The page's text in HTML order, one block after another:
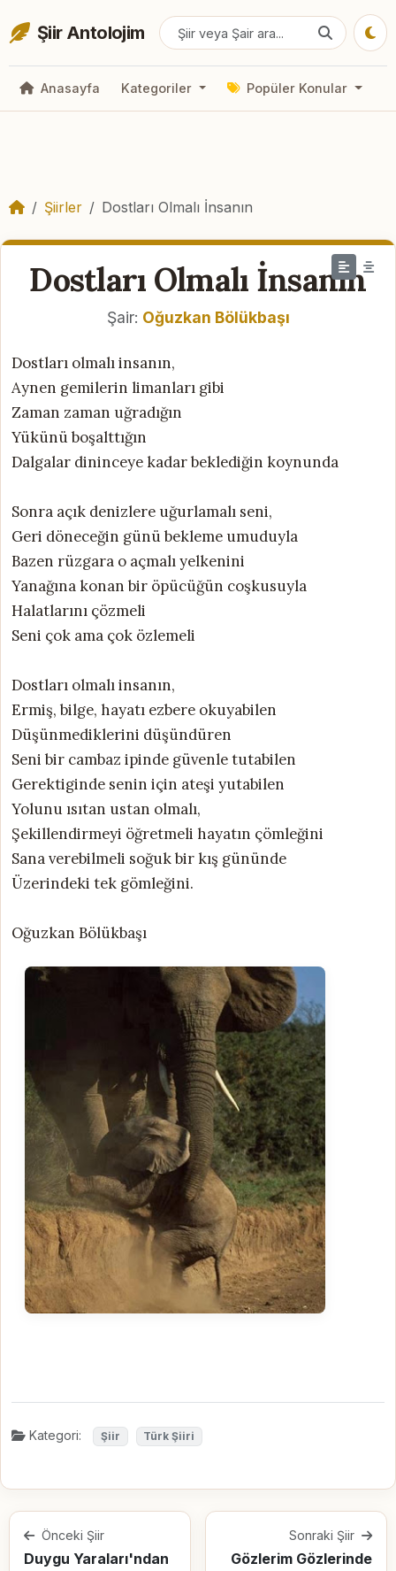
Şiir Antolojim
Anasayfa Kategoriler Popüler Konular
Şiirler Dostları Olmalı İnsanın
Dostları Olmalı İnsanın
Şair: Oğuzkan Bölükbaşı
Dostları olmalı insanın,
Aynen gemilerin limanları gibi
Zaman zaman uğradığın
Yükünü boşalttığın
Dalgalar dininceye kadar beklediğin koynunda
Sonra açık denizlere uğurlamalı seni,
Geri döneceğin günü bekleme umuduyla
Bazen rüzgara o açmalı yelkenini
Yanağına konan bir öpücüğün coşkusuyla
Halatlarını çözmeli
Seni çok ama çok özlemeli
Dostları olmalı insanın,
Ermiş, bilge, hayatı ezbere okuyabilen
Düşünmediklerini düşündüren
Seni bir cambaz ipinde güvenle tutabilen
Gerektiginde senin için ateşi yutabilen
Yolunu ısıtan ustan olmalı,
Şekillendirmeyi öğretmeli hayatın çömleğini
Sana verebilmeli soğuk bir kış gününde
Üzerindeki tek gömleğini.
Oğuzkan Bölükbaşı
Kategori: Şiir Türk Şiiri
Önceki Şiir
Duygu Yaraları'ndan
Sonraki Şiir
Gözlerim Gözlerinde